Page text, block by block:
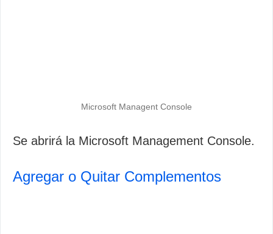
Microsoft Managent Console
Se abrirá la Microsoft Management Console.
Agregar o Quitar Complementos